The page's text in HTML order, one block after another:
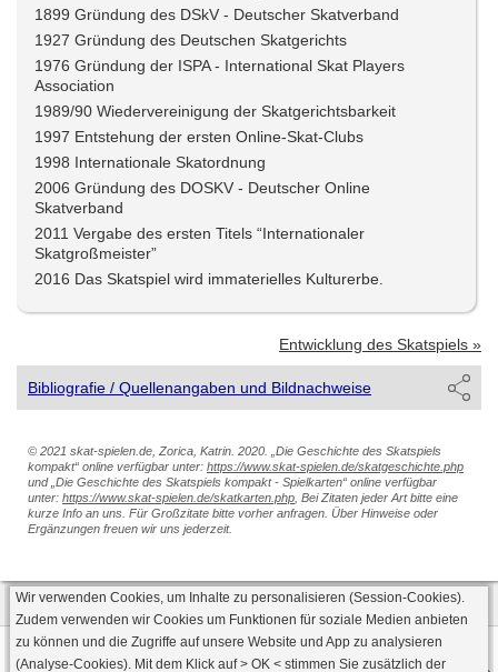
1899 Gründung des DSkV - Deutscher Skatverband
1927 Gründung des Deutschen Skatgerichts
1976 Gründung der ISPA - International Skat Players
Association
1989/90 Wiedervereinigung der Skatgerichtsbarkeit
1997 Entstehung der ersten Online-Skat-Clubs
1998 Internationale Skatordnung
2006 Gründung des DOSKV - Deutscher Online
Skatverband
2011 Vergabe des ersten Titels “Internationaler
Skatgroßmeister”
2016 Das Skatspiel wird immaterielles Kulturerbe.
Entwicklung des Skatspiels »
Bibliografie / Quellenangaben und Bildnachweise
© 2021 skat-spielen.de, Zorica, Katrin. 2020. „Die Geschichte des Skatspiels
kompakt“ online verfügbar unter: https://www.skat-spielen.de/skatgeschichte.php
und „Die Geschichte des Skatspiels kompakt - Spielkarten“ online verfügbar
unter: https://www.skat-spielen.de/skatkarten.php , Bei Zitaten jeder Art bitte eine
kurze Info an uns. Für Großzitate bitte vorher anfragen. Über Hinweise oder
Ergänzungen freuen wir uns jederzeit.
Wir verwenden Cookies, um Inhalte zu personalisieren (Session-Cookies).
Zudem verwenden wir Cookies um Funktionen für soziale Medien anbieten
zu können und die Zugriffe auf unsere Website und App zu analysieren
(Analyse-Cookies). Mit dem Klick auf> OK < stimmen Sie zusätzlich der